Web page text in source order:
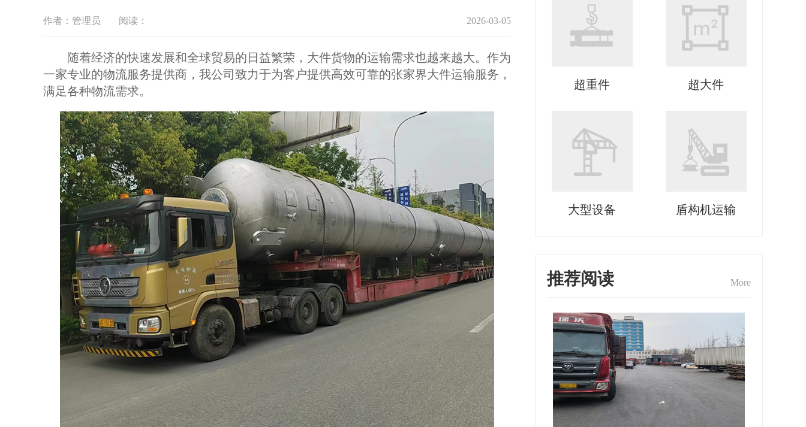
作者：管理员 阅读： 2026-03-05
随着经济的快速发展和全球贸易的日益繁荣，大件货物的运输需求也越来越大。作为
一家专业的物流服务提供商，我公司致力于为客户提供高效可靠的张家界大件运输服务，
满足各种物流需求。
超重件 超大件
大型设备 盾构机运输
推荐阅读 More